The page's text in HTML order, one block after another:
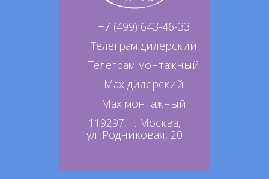
+7 (499) 643-46-33
Телеграм дилерский
Телеграм монтажный
Max дилерский
Max монтажный
119297, г. Москва,
ул. Родниковая, 20